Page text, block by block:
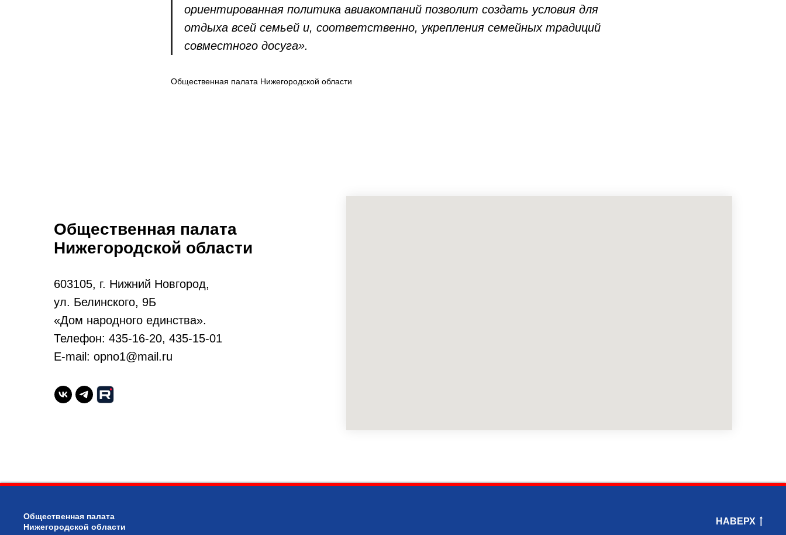
ориентированная политика авиакомпаний позволит создать условия для
отдыха всей семьей и, соответственно, укрепления семейных традиций
совместного досуга».
Общественная палата Нижегородской области
Общественная палата
Нижегородской области
603105, г. Нижний Новгород,
ул. Белинского, 9Б
«Дом народного единства».
Телефон: 435-16-20, 435-15-01
E-mail: opno1@mail.ru
Общественная палата
Нижегородской области
НАВЕРХ